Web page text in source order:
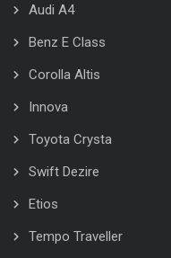
Audi A4
Benz E Class
Corolla Altis
Innova
Toyota Crysta
Swift Dezire
Etios
Tempo Traveller